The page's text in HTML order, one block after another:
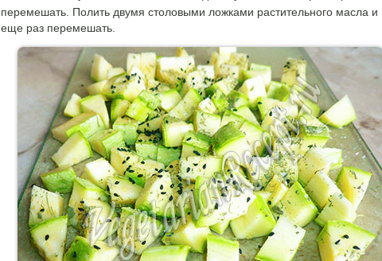
перемешать. Полить двумя столовыми ложками растительного масла и
еще раз перемешать.